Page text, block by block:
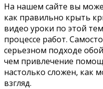
На нашем сайте вы
как правильно крыть
видео уроки по этой
процессе работ.
серьезном подходе
чем привлечение
настолько сложен, как
взгляд.